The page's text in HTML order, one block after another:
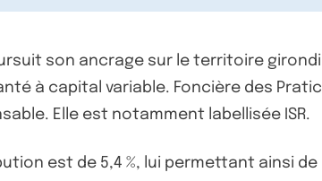
son ancrage sur le territoire
à capital variable. Foncière des
Elle est notamment labellisée ISR.
est de 5,4 %, lui permettant ainsi